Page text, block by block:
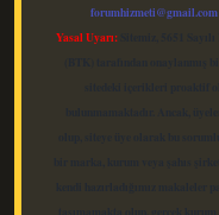
forumhizmeti@gmail.com
Yasal Uyarı: